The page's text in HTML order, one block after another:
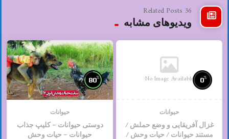
36 Related Posts
ویدیوهای مشابه
No Image Available 0%
حیوانات
غزال آفریقایی و وضع حملش /
مستند حیوانات / حیات وحش /
80%
حیوانات
دوستی حیوانات – کلیپ جذاب
حیوانات – حیات وحش